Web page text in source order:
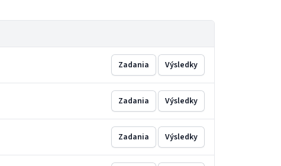
Zadania Výsledky
Zadania Výsledky
Zadania Výsledky